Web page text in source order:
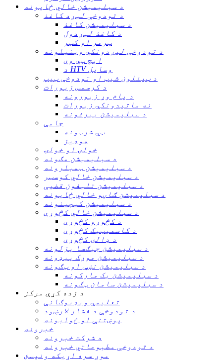
د سبلیمیشن خالي ځایونه
د تودوخې لیږد کاغذ
د سبلیمیشن کاغذ
د کاغذ لیږدول
ټرمر او کټر
د تودوخې لیږدونکي وینیلونه
ایچ ټي وي
د HTV وسایل
د ټیفلون شیټ او تودوخې ټیپ
د کرسمس زیورات
د پام وړ زیورونه
نه ماتیدونکي زیورات
د سبلیمیشن بیرغونه
جامې
ټي شرټونه
هوډيز
خولۍ او خولۍ
د سبلیمیشن مګونه
د سبلیمیشن ټمبلرونه
د سبلیمیشن خالي کوسټر
د سبلیمیشن تلیفون قضیې
د سبلیمیشن ګاڼو خالي ځایونه
د سبلیمیشن کیچینونه
د سبلیمیشن خالي کڅوړې
د کڅوړو کڅوړې
د کاسمیټیک کڅوړې
د ډالۍ کڅوړې
د سبلیمیشن جیګسا پزلونه
د سبلیمیشن موږک پیډونه
د سبلیمیشن نښې او ټګونه
د سبلیمیشن بک مارکونه
د سبلیمیشن سامان ټګونه
د زده کړې مرکز
تعلیمي ویډیوګانې
د تودوخې د فشار لارښود
پوښتنې او ځوابونه
خبرونه
د شرکت خبرونه
د تودوخې مطبوعاتي خبرونه
موږ سره اړیکه ونیسئ